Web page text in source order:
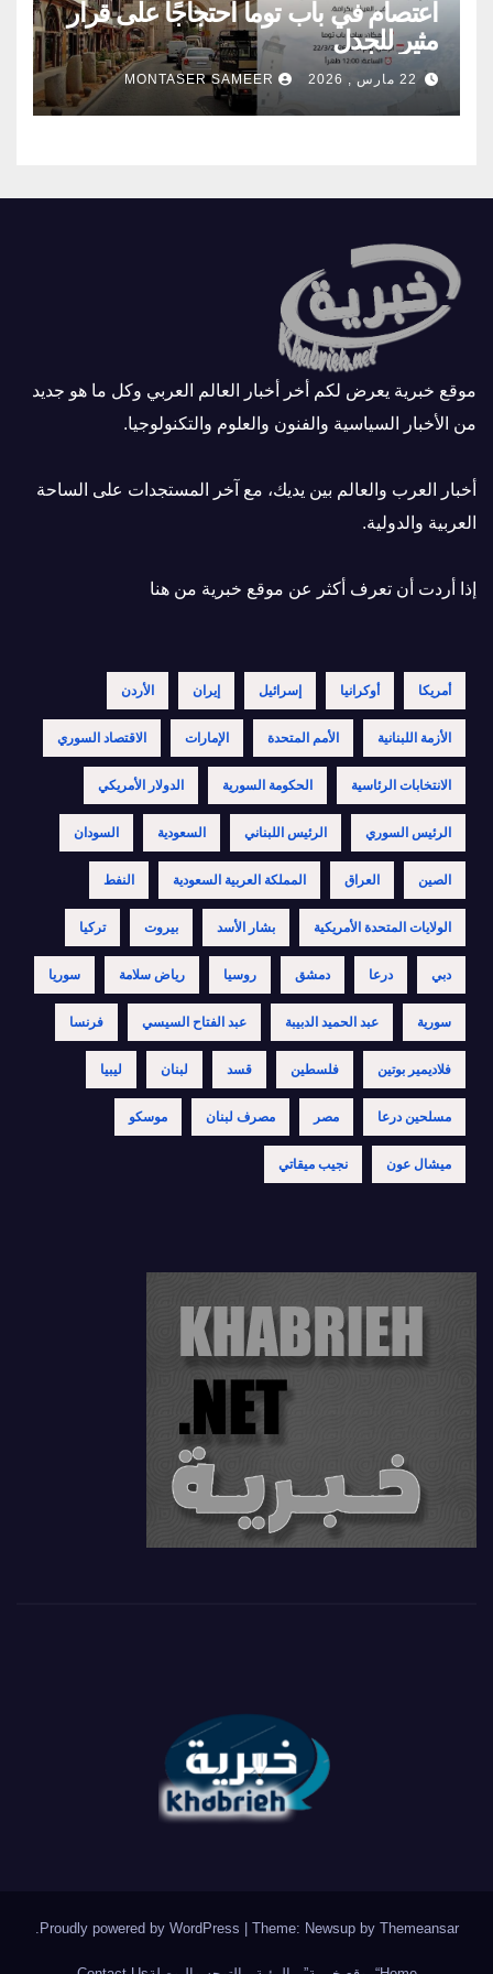
اعتصام في باب توما احتجاجًا على قرار
مثير للجدل
22 مارس , 2026 MONTASER SAMEER
موقع خبرية يعرض لكم أخر أخبار العالم العربي وكل ما هو جديد
من الأخبار السياسية والفنون والعلوم والتكنولوجيا.
أخبار العرب والعالم بين يديك، مع آخر المستجدات على الساحة
العربية والدولية.
إذا أردت أن تعرف أكثر عن موقع خبرية من هنا
أمريكا أوكرانيا إسرائيل إيران الأردن
الأزمة اللبنانية الأمم المتحدة الإمارات الاقتصاد السوري
الانتخابات الرئاسية الحكومة السورية الدولار الأمريكي
الرئيس السوري الرئيس اللبناني السعودية السودان
الصين العراق المملكة العربية السعودية النفط
الولايات المتحدة الأمريكية بشار الأسد بيروت تركيا
دبي درعا دمشق روسيا رياض سلامة سوريا
سورية عبد الحميد الدبيبة عبد الفتاح السيسي فرنسا
فلاديمير بوتين فلسطين قسد لبنان ليبيا
مسلحين درعا مصر مصرف لبنان موسكو
ميشال عون نجيب ميقاتي
Proudly powered by WordPress Theme: Newsup by Themeansar
.